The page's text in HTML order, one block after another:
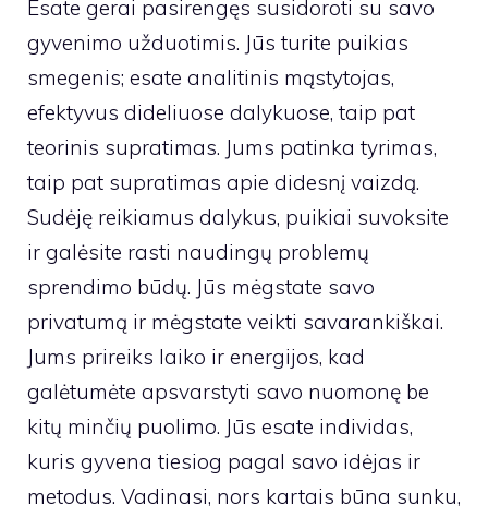
Esate gerai pasirengęs susidoroti su savo
gyvenimo užduotimis. Jūs turite puikias
smegenis; esate analitinis mąstytojas,
efektyvus dideliuose dalykuose, taip pat
teorinis supratimas. Jums patinka tyrimas,
taip pat supratimas apie didesnį vaizdą.
Sudėję reikiamus dalykus, puikiai suvoksite
ir galėsite rasti naudingų problemų
sprendimo būdų. Jūs mėgstate savo
privatumą ir mėgstate veikti savarankiškai.
Jums prireiks laiko ir energijos, kad
galėtumėte apsvarstyti savo nuomonę be
kitų minčių puolimo. Jūs esate individas,
kuris gyvena tiesiog pagal savo idėjas ir
metodus. Vadinasi, nors kartais būna sunku,